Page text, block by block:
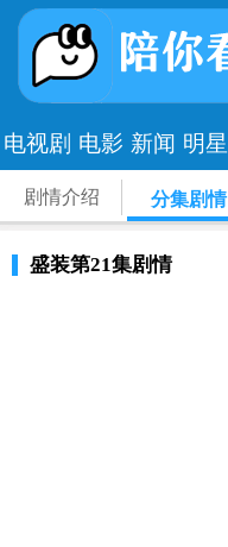
电视剧 电影 新闻 明星
剧情介绍 分集剧情
盛装第21集剧情